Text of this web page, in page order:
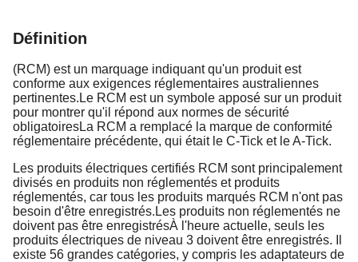
Définition
(RCM) est un marquage indiquant qu'un produit est
conforme aux exigences réglementaires australiennes
pertinentes.Le RCM est un symbole apposé sur un produit
pour montrer qu'il répond aux normes de sécurité
obligatoiresLa RCM a remplacé la marque de conformité
réglementaire précédente, qui était le C-Tick et le A-Tick.
Les produits électriques certifiés RCM sont principalement
divisés en produits non réglementés et produits
réglementés, car tous les produits marqués RCM n'ont pas
besoin d'être enregistrés.Les produits non réglementés ne
doivent pas être enregistrésÀ l'heure actuelle, seuls les
produits électriques de niveau 3 doivent être enregistrés. Il
existe 56 grandes catégories, y compris les adaptateurs de